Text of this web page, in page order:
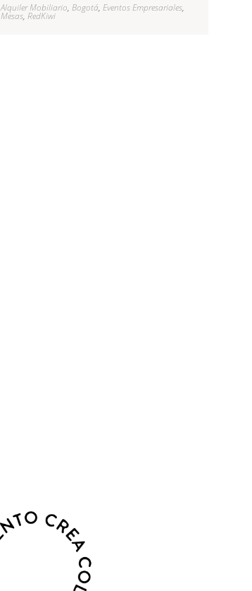
Alquiler Mobiliario, Bogotá, Eventos Empresariales,
Mesas, RedKiwi